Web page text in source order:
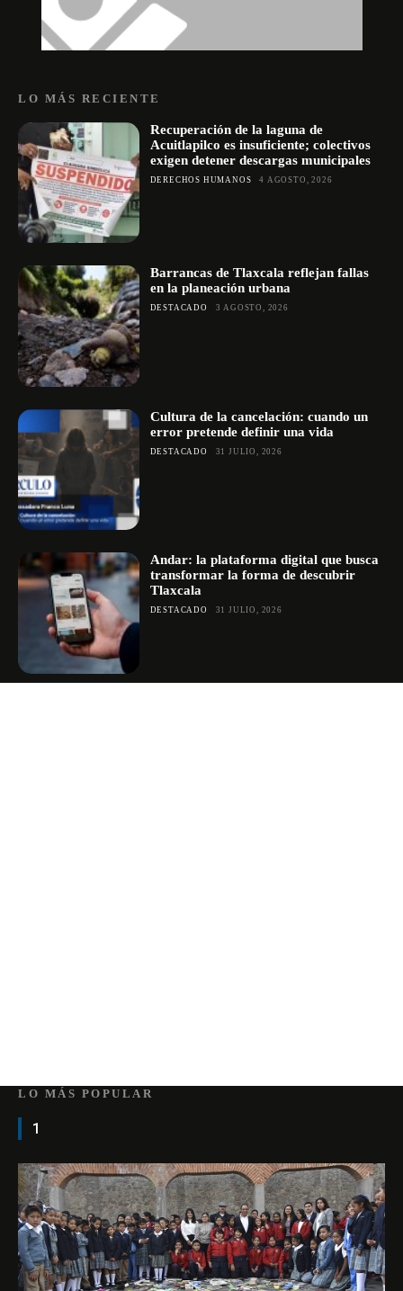
LO MÁS RECIENTE
Recuperación de la laguna de
Acuitlapilco es insuficiente; colectivos
exigen detener descargas municipales
DERECHOS HUMANOS 4 AGOSTO, 2026
Barrancas de Tlaxcala reflejan fallas
en la planeación urbana
DESTACADO 3 AGOSTO, 2026
Cultura de la cancelación: cuando un
error pretende definir una vida
DESTACADO 31 JULIO, 2026
Andar: la plataforma digital que busca
transformar la forma de descubrir
Tlaxcala
DESTACADO 31 JULIO, 2026
LO MÁS POPULAR
1